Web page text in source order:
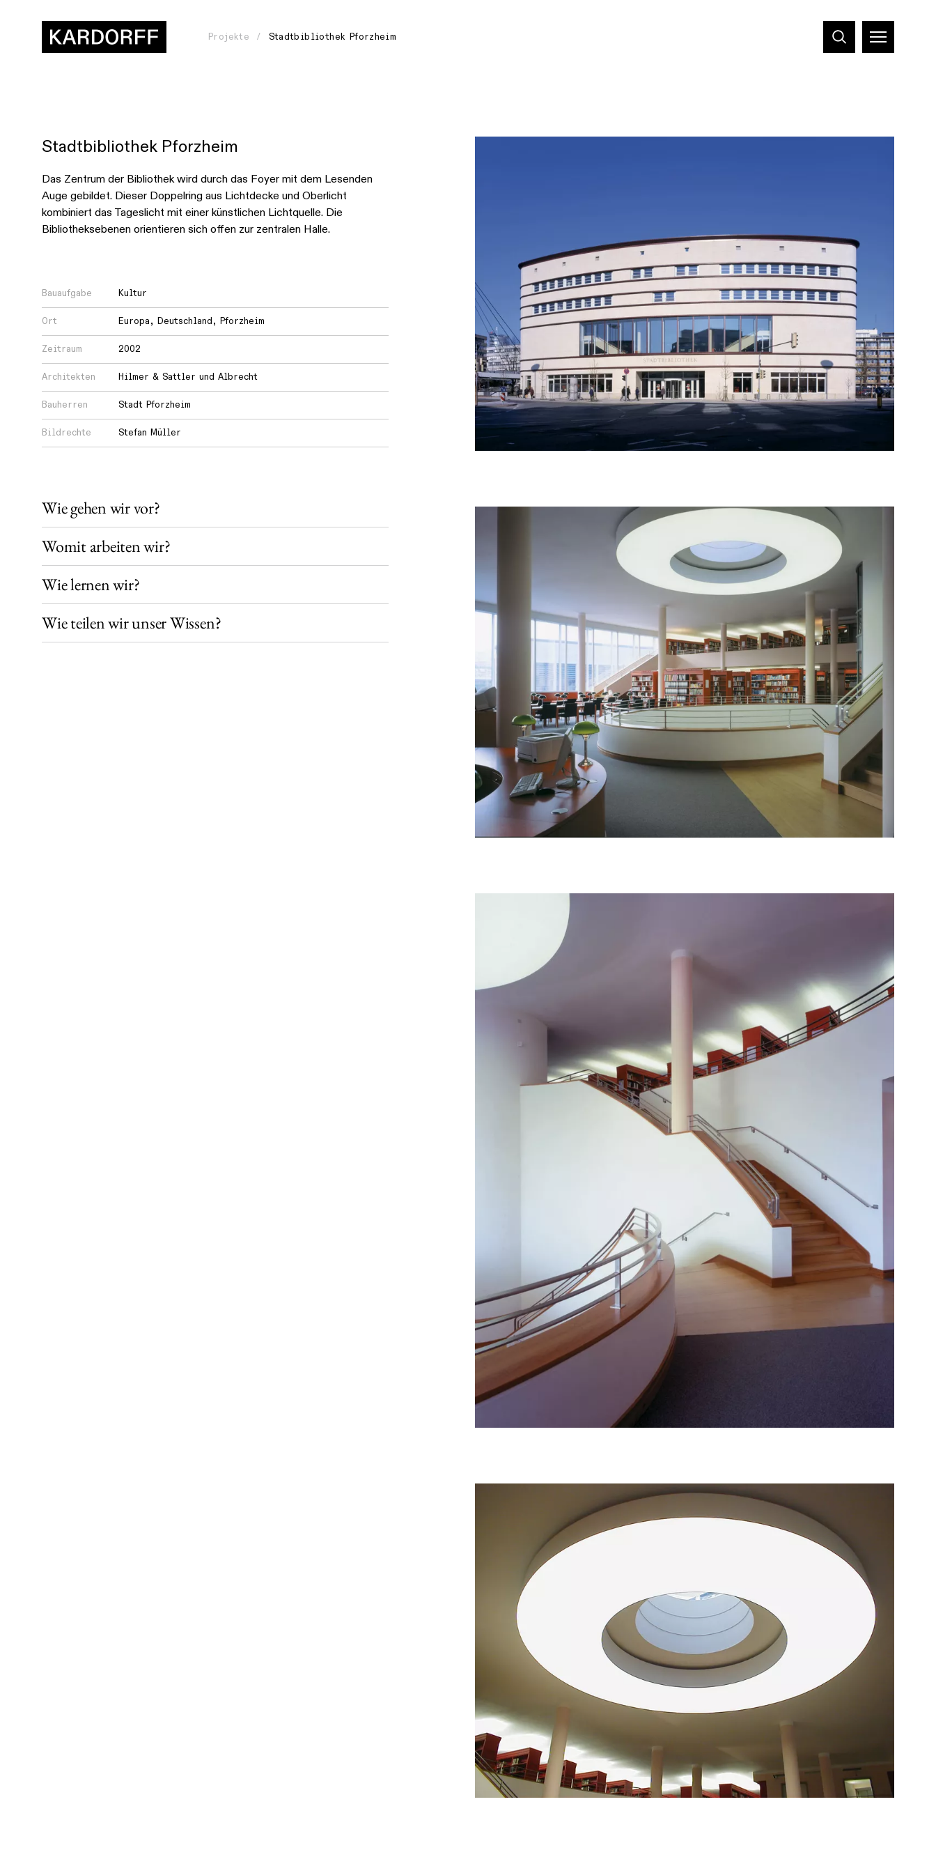
Projekte Stadtbibliothek Pforzheim
Stadtbibliothek Pforzheim
Das Zentrum der Bibliothek wird durch das Foyer mit dem Lesenden
Auge gebildet. Dieser Doppelring aus Lichtdecke und Oberlicht
kombiniert das Tageslicht mit einer künstlichen Lichtquelle. Die
Bibliotheksebenen orientieren sich offen zur zentralen Halle.
Bauaufgabe Kultur
Ort Europa, Deutschland, Pforzheim
Zeitraum 2002
Architekten Hilmer & Sattler und Albrecht
Bauherren Stadt Pforzheim
Bildrechte Stefan Müller
Wie gehen wir vor?
Womit arbeiten wir?
Wie lernen wir?
Wie teilen wir unser Wissen?
Wie
gehen
wir
vor?
arbeiten
wir?
Wie
lernen
wir?
Wie
unser
Wissen?